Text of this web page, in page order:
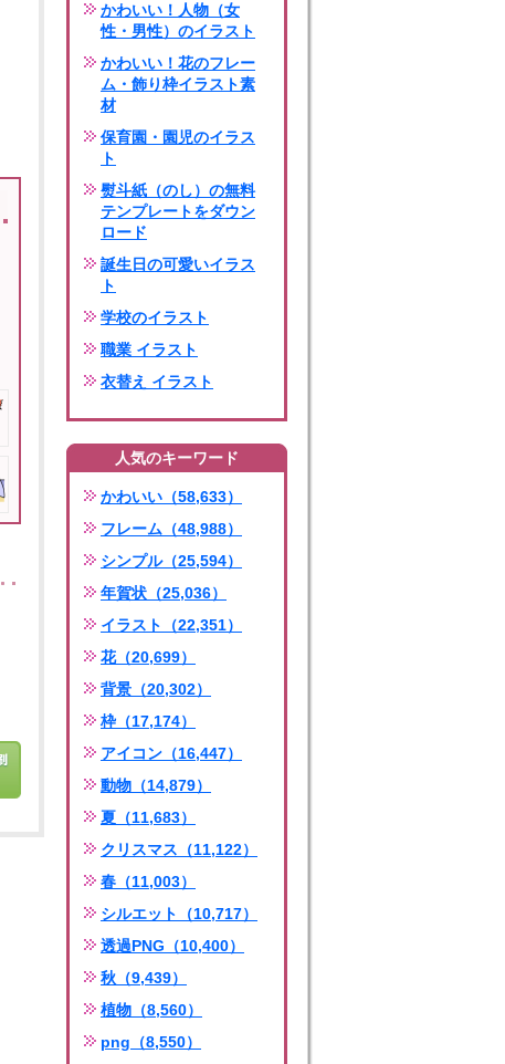
かわいい！人物（女
性・男性）のイラスト
かわいい！花のフレー
ム・飾り枠イラスト素
材
保育園・園児のイラス
ト
熨斗紙（のし）の無料
テンプレートをダウン
ロード
誕生日の可愛いイラス
ト
学校のイラスト
職業 イラスト
衣替え イラスト
人気のキーワード
かわいい（58,633）
フレーム（48,988）
シンプル（25,594）
年賀状（25,036）
イラスト（22,351）
花（20,699）
背景（20,302）
枠（17,174）
アイコン（16,447）
動物（14,879）
夏（11,683）
クリスマス（11,122）
春（11,003）
シルエット（10,717）
透過PNG（10,400）
秋（9,439）
植物（8,560）
png（8,550）